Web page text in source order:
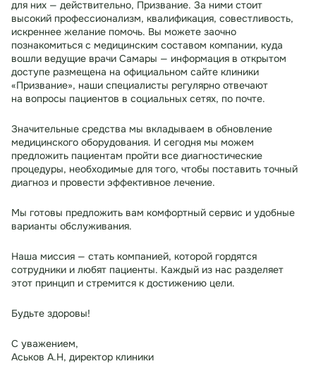
для них — действительно, Призвание. За ними стоит
высокий профессионализм, квалификация, совестливость,
искреннее желание помочь. Вы можете заочно
познакомиться с медицинским составом компании, куда
вошли ведущие врачи Самары — информация в открытом
доступе размещена на официальном сайте клиники
«Призвание», наши специалисты регулярно отвечают
на вопросы пациентов в социальных сетях, по почте.
Значительные средства мы вкладываем в обновление
медицинского оборудования. И сегодня мы можем
предложить пациентам пройти все диагностические
процедуры, необходимые для того, чтобы поставить точный
диагноз и провести эффективное лечение.
Мы готовы предложить вам комфортный сервис и удобные
варианты обслуживания.
Наша миссия — стать компанией, которой гордятся
сотрудники и любят пациенты. Каждый из нас разделяет
этот принцип и стремится к достижению цели.
Будьте здоровы!
С уважением,
Аськов А.Н, директор клиники